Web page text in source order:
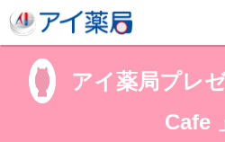
アイ薬局プレ
Cafe